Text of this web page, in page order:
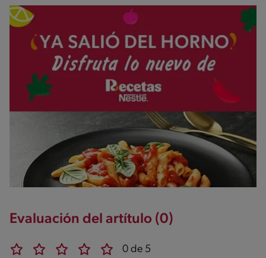
Evaluación del artítulo (0)
0 de 5